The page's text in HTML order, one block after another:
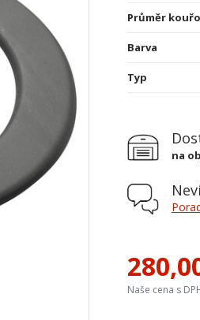
Průměr
Barva
Typ
na
Naše cena s